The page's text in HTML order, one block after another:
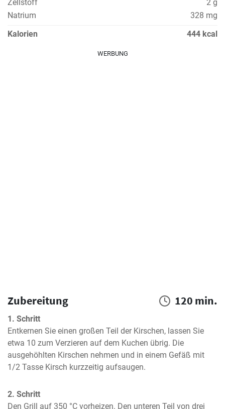
Zellstoff
2 g
Natrium
328 mg
Kalorien
444 kcal
WERBUNG
Zubereitung 120 min.
1. Schritt
Entkernen Sie einen großen Teil der Kirschen, lassen Sie
etwa 10 zum Verzieren auf dem Kuchen übrig. Die
ausgehöhlten Kirschen nehmen und in einem Gefäß mit
1/2 Tasse Kirsch kurzzeitig aufsaugen.
2. Schritt
Den Grill auf 350 °C vorheizen. Den unteren Teil von drei